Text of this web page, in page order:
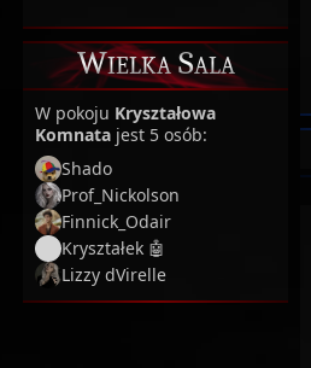
Wielka Sala
W pokoju Kryształowa
Komnata jest 5 osób:
Shado
Prof_Nickolson
Finnick_Odair
Kryształek 🤖
Lizzy dVirelle